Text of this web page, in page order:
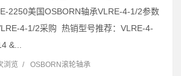
2250美国OSBORN轴承VLRE-4-1/2参数
4-1/2采购 热销型号推荐：VLRE-4-
&...
浏览 / OSBORN滚轮轴承